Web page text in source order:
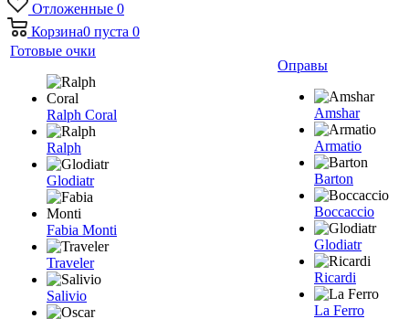
Отложенные 0
Корзина0 пуста 0
Готовые очки
Ralph Coral
Ralph
Glodiatr
Fabia Monti
Traveler
Salivio
Оправы
Amshar
Armatio
Barton
Boccaccio
Glodiatr
Ricardi
La Ferro